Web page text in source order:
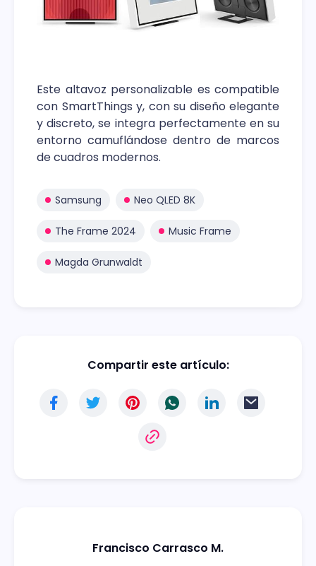
Este altavoz personalizable es compatible
con SmartThings y, con su diseño elegante
y discreto, se integra perfectamente en su
entorno camuflándose dentro de marcos
de cuadros modernos.
Samsung Neo QLED 8K
The Frame 2024 Music Frame
Magda Grunwaldt
Compartir este artículo:
Francisco Carrasco M.